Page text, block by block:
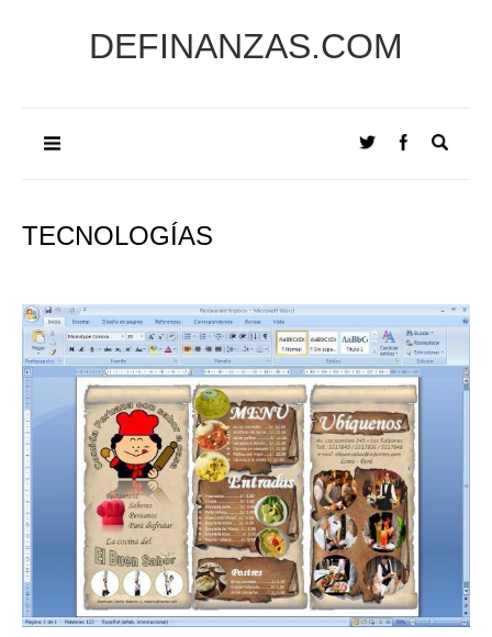
DEFINANZAS.COM
TECNOLOGÍAS